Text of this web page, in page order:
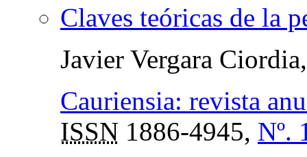
Claves teóricas de la
Javier Vergara
Cauriensia: revista
ISSN 1886-4945, Nº.